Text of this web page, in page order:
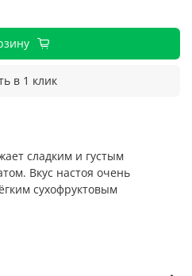
в 1 клик
сладким и густым
Вкус настоя очень
сухофруктовым